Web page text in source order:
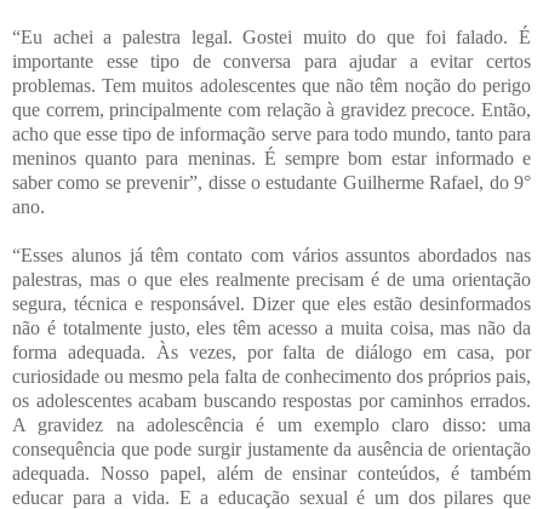
“Eu achei a palestra legal. Gostei muito do que foi falado. É
importante esse tipo de conversa para ajudar a evitar certos
problemas. Tem muitos adolescentes que não têm noção do perigo
que correm, principalmente com relação à gravidez precoce. Então,
acho que esse tipo de informação serve para todo mundo, tanto para
meninos quanto para meninas. É sempre bom estar informado e
saber como se prevenir”, disse o estudante Guilherme Rafael, do 9°
ano.
“Esses alunos já têm contato com vários assuntos abordados nas
palestras, mas o que eles realmente precisam é de uma orientação
segura, técnica e responsável. Dizer que eles estão desinformados
não é totalmente justo, eles têm acesso a muita coisa, mas não da
forma adequada. Às vezes, por falta de diálogo em casa, por
curiosidade ou mesmo pela falta de conhecimento dos próprios pais,
os adolescentes acabam buscando respostas por caminhos errados.
A gravidez na adolescência é um exemplo claro disso: uma
consequência que pode surgir justamente da ausência de orientação
adequada. Nosso papel, além de ensinar conteúdos, é também
educar para a vida. E a educação sexual é um dos pilares que